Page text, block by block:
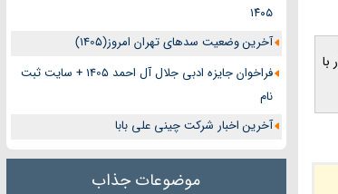
با
۱۴۰۵
آخرین وضعیت سدهای تهران امروز(1405)
فراخوان جایزه ادبی جلال آل احمد 1405 + سایت ثبت
نام
آخرین اخبار شرکت چینی علی بابا
موضوعات جذاب